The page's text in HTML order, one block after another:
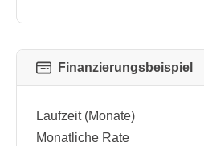
Finanzierungsbeispiel
Laufzeit (Monate)
Monatliche Rate